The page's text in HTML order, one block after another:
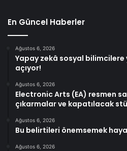
En Güncel Haberler
Ağustos 6, 2026
Yapay zekâ sosyal bilimcilere
açıyor!
Ağustos 6, 2026
Electronic Arts (EA) resmen
çıkarmalar ve kapatılacak
Ağustos 6, 2026
Bu belirtileri önemsemek
Ağustos 6, 2026